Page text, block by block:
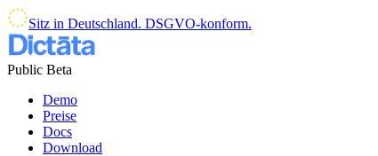
Sitz in Deutschland. DSGVO-konform.
Public Beta
Demo
Preise
Docs
Download